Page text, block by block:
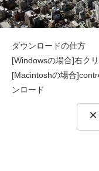
ダウンロードの仕方
[Windowsの場合]右ク
[Macintoshの場合
ンロード
×